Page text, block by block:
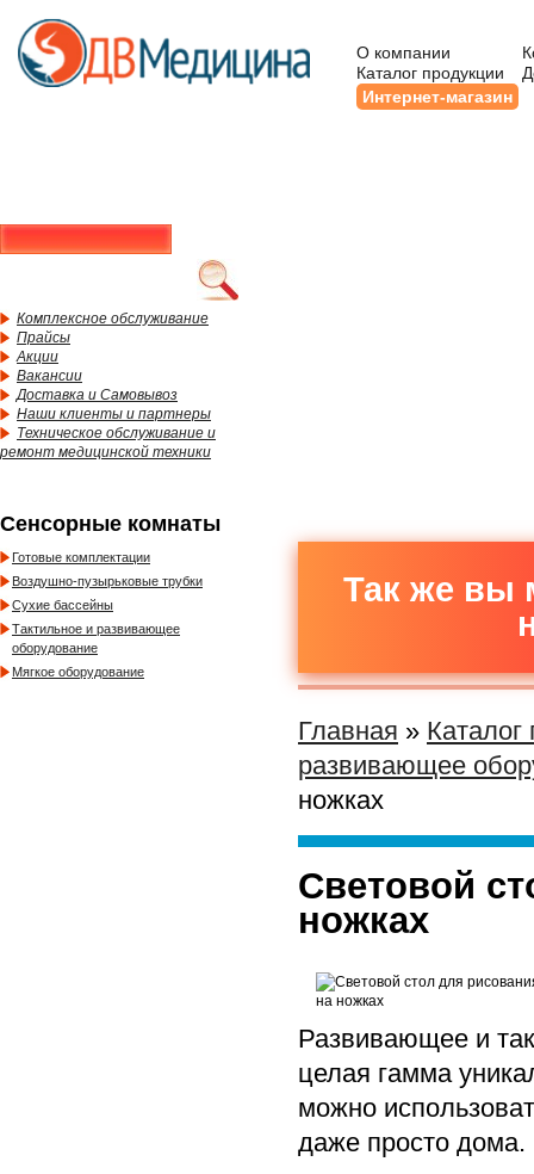
О компании
Каталог продукции
Интернет-магазин
Комплексное обслуживание
Прайсы
Акции
Вакансии
Доставка и Самовывоз
Наши клиенты и партнеры
Техническое обслуживание и
ремонт медицинской техники
Сенсорные комнаты
Готовые комплектации
Воздушно-пузырьковые трубки
Сухие бассейны
Тактильное и развивающее
оборудование
Мягкое оборудование
Так же вы
Главная » Каталог
развивающее
ножках
Световой
ножках
Развивающее и
целая гамма
можно
даже просто дома.